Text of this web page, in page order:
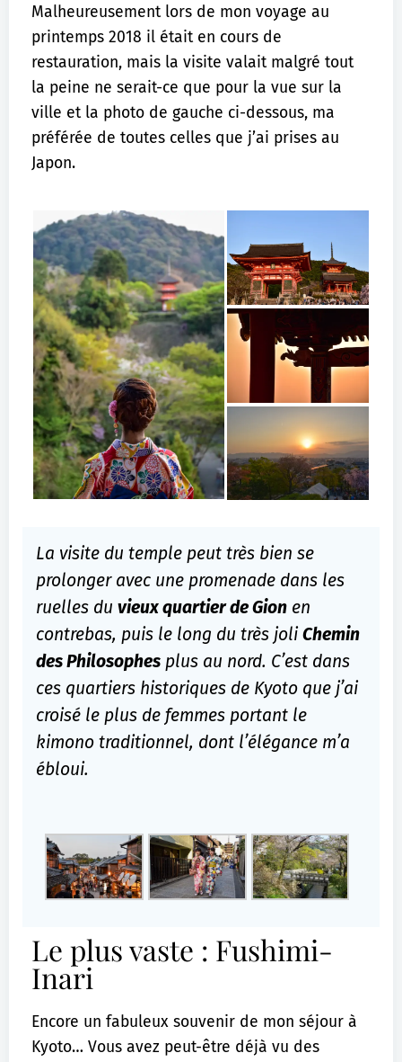
Malheureusement lors de mon voyage au
printemps 2018 il était en cours de
restauration, mais la visite valait malgré tout
la peine ne serait-ce que pour la vue sur la
ville et la photo de gauche ci-dessous, ma
préférée de toutes celles que j’ai prises au
Japon.
La visite du temple peut très bien se
prolonger avec une promenade dans les
ruelles du vieux quartier de Gion en
contrebas, puis le long du très joliChemin
des Philosophes plus au nord. C’est dans
ces quartiers historiques de Kyoto que j’ai
croisé le plus de femmes portant le
kimono traditionnel, dont l’élégance m’a
ébloui.
Le plus vaste : Fushimi-
Inari
Encore un fabuleux souvenir de mon séjour à
Kyoto… Vous avez peut-être déjà vu des